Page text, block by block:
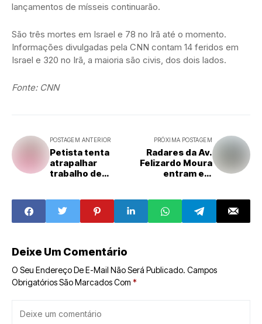
lançamentos de mísseis continuarão.
São três mortes em Israel e 78 no Irã até o momento.
Informações divulgadas pela CNN contam 14 feridos em
Israel e 320 no Irã, a maioria são civis, dos dois lados.
Fonte: CNN
POSTAGEM ANTERIOR
Petista tenta
atrapalhar
trabalho de
transmissão ao
vivo
PRÓXIMA POSTAGEM
Radares da Av.
Felizardo Moura
entram em
Deixe Um Comentário
O Seu Endereço De E-Mail Não Será Publicado. Campos
Obrigatórios São Marcados Com *